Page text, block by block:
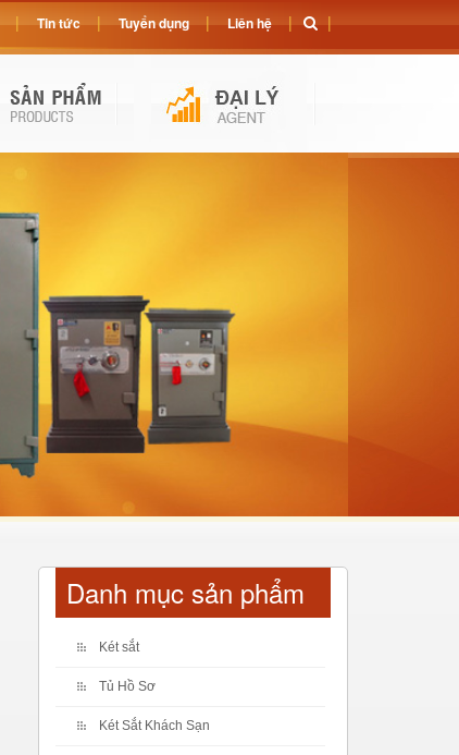
Danh mục sản phẩm
Két sắt
Tủ Hồ Sơ
Két Sắt Khách Sạn
Tin tức Tuyển dụng Liên hệ